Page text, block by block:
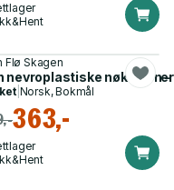
og få det bedre
Flø Skagen
nevroplastiske nøkkelen
| Norsk, Bokmål
363,-